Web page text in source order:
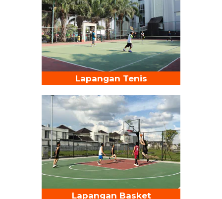
Lapangan Tenis
Lapangan Basket